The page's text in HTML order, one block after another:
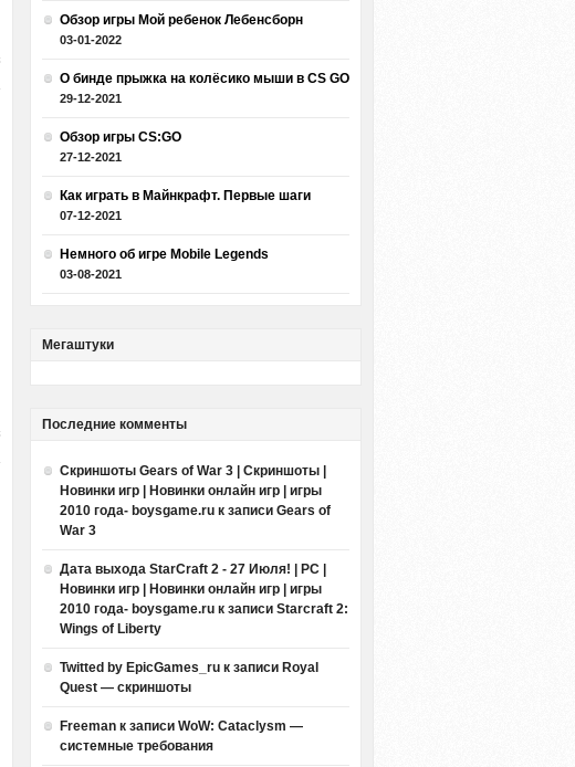
Обзор игры Мой ребенок Лебенсборн
03-01-2022
О бинде прыжка на колёсико мыши в CS GO
29-12-2021
Обзор игры CS:GO
27-12-2021
Как играть в Майнкрафт. Первые шаги
07-12-2021
Немного об игре Mobile Legends
03-08-2021
Мегаштуки
Последние комменты
Скриншоты Gears of War 3 | Скриншоты |
Новинки игр | Новинки онлайн игр | игры
2010 года- boysgame.ru к записи Gears of
War 3
Дата выхода StarCraft 2 - 27 Июля! | PC |
Новинки игр | Новинки онлайн игр | игры
2010 года- boysgame.ru к записи Starcraft 2:
Wings of Liberty
Twitted by EpicGames_ru к записи Royal
Quest — скриншоты
Freeman к записи WoW: Cataclysm —
системные требования